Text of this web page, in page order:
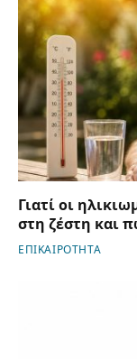
Γιατί οι
στη ζέστη και
ΕΠΙΚΑΙΡΟΤΗΤΑ